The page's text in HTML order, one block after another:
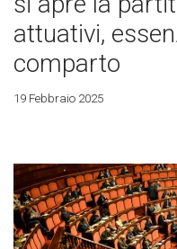
attuativi,
comparto
19 Febbraio 2025